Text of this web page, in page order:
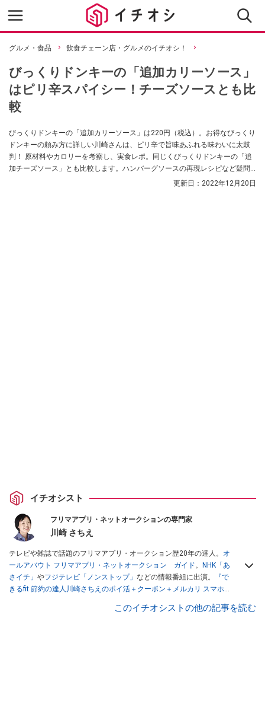
グルメ・食品 飲食チェーン店・グルメのイチオシ！
びっくりドンキーの「追加カリーソース」
はピリ辛スパイシー！チーズソースとも比
較
びっくりドンキーの「追加カリーソース」は220円（税込）。お得なびっくり
ドンキーの頼み方に詳しい川崎さんは、ピリ辛で旨味あふれる味わいに太鼓
判！ 原材料やカロリーを考察し、実食レポ。同じくびっくりドンキーの「追
加チーズソース」とも比較します。ハンバーグソースの再現レシピなど疑問
更新日： 2022年12月20日
イチオシスト
フリマアプリ・ネットオークションの専門家
川崎 さちえ
テレビや雑誌で話題のフリマアプリ・オークション歴20年の達人。 オ
ールアバウト フリマアプリ・ネットオークション ガイド。
NHK「あ
さイチ」 やフジテレビ「ノンストップ」 などの情報番組に出演。
『で
きるfit 節約の達人川崎さちえのポイ活＋クーポン＋メルカリ スマホで
スマホ1つでスキマ時間に効率的に稼ぐ！』（翔泳社刊） ほか著書多
このイチオシストの他の記事を読む